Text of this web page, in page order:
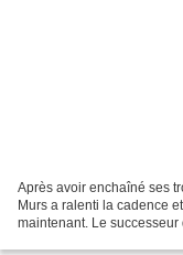
Après avoir enchaîné ses
Murs a ralenti la cadence
maintenant. Le successeur